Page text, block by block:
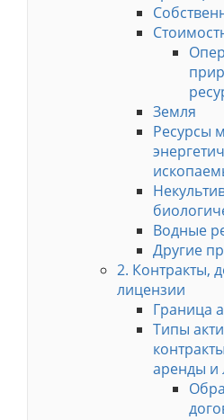
Земля
Ресурсы
Водные
Другие
2. Контракты,
лицензии
Граница
Типы
аренды и